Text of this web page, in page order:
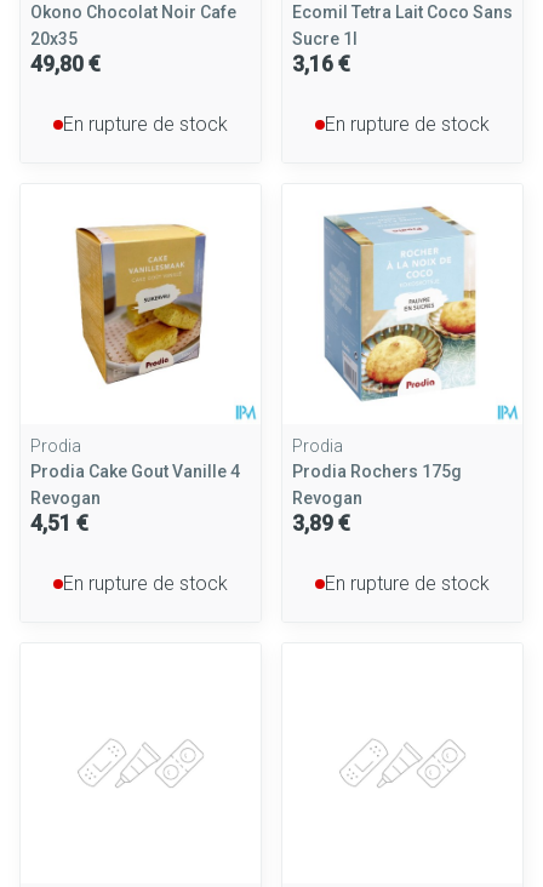
Okono Chocolat Noir Cafe
20x35
49,80 €
En rupture de stock
Ecomil Tetra Lait Coco Sans
Sucre 1l
3,16 €
En rupture de stock
Prodia
Prodia Cake Gout Vanille 4
Revogan
4,51 €
En rupture de stock
Prodia
Prodia Rochers 175g
Revogan
3,89 €
En rupture de stock